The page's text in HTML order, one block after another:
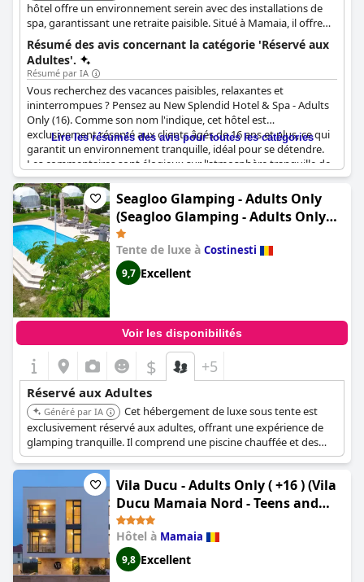
hôtel offre un environnement serein avec des installations de
spa, garantissant une retraite paisible. Situé à Mamaia, il offre
un accès facile aux attractions de la plage tout en conservant
une atmosphère exclusive.
Résumé des avis concernant la catégorie 'Réservé aux
Adultes'.
Résumé par IA
Vous recherchez des vacances paisibles, relaxantes et
ininterrompues ? Pensez au New Splendid Hotel & Spa - Adults
Only (16). Comme son nom l'indique, cet hôtel est
exclusivement réservé aux clients âgés de 16 ans et plus, ce qui
garantit un environnement tranquille, idéal pour se détendre.
Les commentaires sont élogieux sur l'atmosphère tranquille de
l'hôtel et l'absence de foule, ce qui en fait un choix idéal pour
ceux qui cherchent à s'éloigner de l'agitation de la vie
quotidienne. Bien que certains commentaires suggèrent que le
prix des chambres pourrait être plus raisonnable, dans
l'ensemble, les clients semblent apprécier l'emplacement
pratique de l'hôtel et ses excellentes liaisons de transport. Si
vous êtes à la recherche d'une escapade tranquille et
rajeunissante, le New Splendid Hotel & Spa - Adults Only (16)
vaut vraiment la peine d'être considéré.
Lire les résumés des avis pour toutes les catégories
Seagloo Glamping - Adults Only
(Seagloo Glamping - Adults Only
12y)
Tente de luxe à Costinesti
9,7 Excellent
Voir les disponibilités
$ +5
Réservé aux Adultes
Généré par IA
Cet hébergement de luxe sous tente est
exclusivement réservé aux adultes, offrant une expérience de
glamping tranquille. Il comprend une piscine chauffée et des
terrasses meublées, assurant un séjour relaxant et privé.
Vila Ducu - Adults Only ( +16 ) (Vila
Ducu Mamaia Nord - Teens and
Adults Only 14 and Over)
Hôtel à Mamaia
9,8 Excellent